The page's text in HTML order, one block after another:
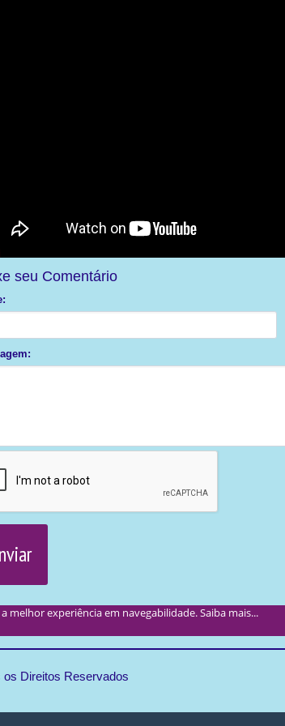
seu Comentário
melhor experiência em navegabilidade.Saiba mais...
Direitos Reservados